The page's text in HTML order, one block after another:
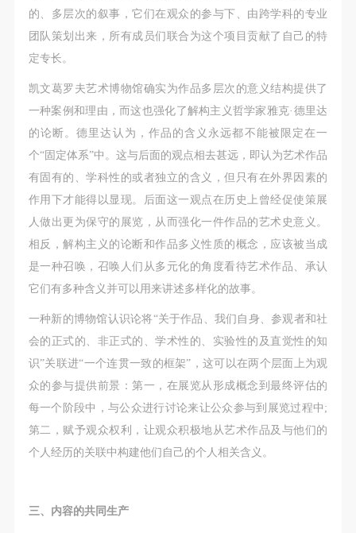
的、多层次的叙事，它们在观众的参与下、由跨学科的专业
团队策划出来，所有成员们联合为这个项目贡献了自己的特
定专长。
凯文葛罗夫艺术博物馆确实为作品多层次的意义结构提供了
一种案例和理由，而这也强化了解构主义哲学家雅克·德里达
的论断。德里达认为，作品的含义永远都不能被限定在一
个“固定体系”中。这与后面的观点相去甚远，即认为艺术作品
有固有的、学科性的或者独立的含义，但只有在外界因素的
作用下才能得以显现。后面这一观点在历史上曾经促使策展
人做出更为保守的展览，从而强化一件作品的艺术史意义。
相反，解构主义的论断和作品多义性质的概念，应该被当成
是一种召唤，召唤人们从多元化的角度看待艺术作品、承认
它们有多种含义并可以用来讲述多样化的故事。
一种新的博物馆认识论将“关于作品、我们自身、参观者和社
会的正式的、非正式的、学术性的、实验性的及直觉性的知
识”关联进“一个连贯一致的框架”，这可以在两个层面上为观
众的参与提供前景：第一，在展览从形成概念到最终评估的
每一个阶段中，与公众进行讨论来让公众参与到展览过程中;
第二，赋予观众权利，让观众积极地从艺术作品及与他们的
个人经历的关联中构建他们自己的个人相关含义。
三、内容的共同生产
手机号码
发送验证码
验证码
登录
可使用雅昌艺术网会员账户登录